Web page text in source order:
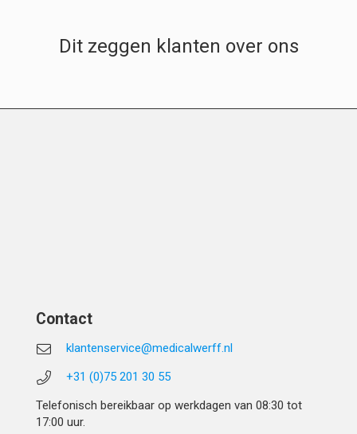
Dit zeggen klanten over ons
Contact
klantenservice@medicalwerff.nl
+31 (0)75 201 30 55
Telefonisch bereikbaar op werkdagen van 08:30 tot
17:00 uur.